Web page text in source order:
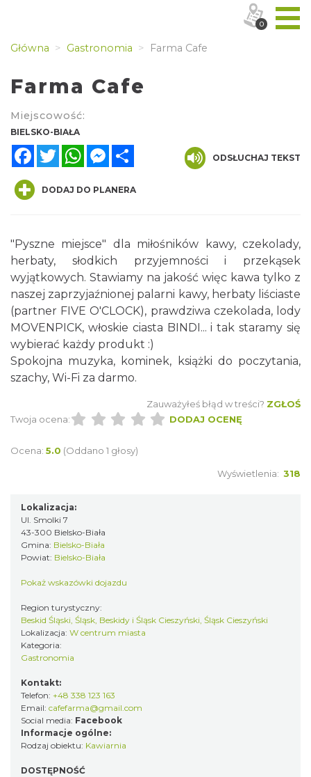
Główna Gastronomia Farma Cafe
Farma Cafe
Miejscowość:
BIELSKO-BIAŁA
FacebookTwitterWhatsAppMessenger
ODSŁUCHAJ TEKST
DODAJ DO PLANERA
"Pyszne miejsce" dla miłośników kawy, czekolady,
herbaty, słodkich przyjemności i przekąsek
wyjątkowych. Stawiamy na jakość więc kawa tylko z
naszej zaprzyjaźnionej palarni kawy, herbaty liściaste
(partner FIVE O'CLOCK), prawdziwa czekolada, lody
MOVENPICK, włoskie ciasta BINDI... i tak staramy się
wybierać każdy produkt :)
Spokojna muzyka, kominek, książki do poczytania,
szachy, Wi-Fi za darmo.
Zauważyłeś błąd w treści? ZGŁOŚ
Twoja ocena:
DODAJ OCENĘ
Ocena: 5.0 (Oddano 1 głosy)
Wyświetlenia: 318
Lokalizacja:
Ul. Smolki 7
43-300 Bielsko-Biała
Gmina: Bielsko-Biała
Powiat: Bielsko-Biała
Pokaż wskazówki dojazdu
Region turystyczny:
Beskid Śląski, Śląsk, Beskidy i Śląsk Cieszyński, Śląsk Cieszyński
Lokalizacja: W centrum miasta
Kategoria:
Gastronomia
Kontakt:
Telefon: +48 338 123 163
Email: cafefarma@gmail.com
Social media: Facebook
Informacje ogólne:
Rodzaj obiektu: Kawiarnia
DOSTĘPNOŚĆ
0